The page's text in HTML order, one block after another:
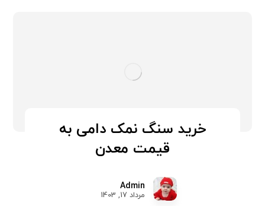
خرید سنگ نمک دامی به
قیمت معدن
Admin
مرداد 17, 1403